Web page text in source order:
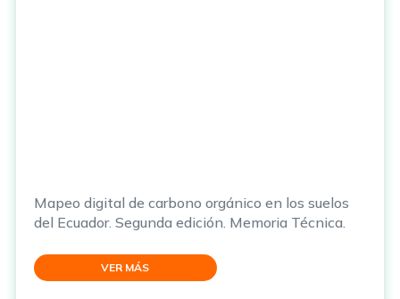
Mapeo digital de carbono orgánico en los suelos
del Ecuador. Segunda edición. Memoria Técnica.
VER MÁS